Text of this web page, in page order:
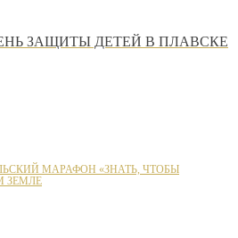
ЗАЩИТЫ ДЕТЕЙ В ПЛАВСКЕ
МАРАФОН «ЗНАТЬ, ЧТОБЫ
ЗЕМЛЕ